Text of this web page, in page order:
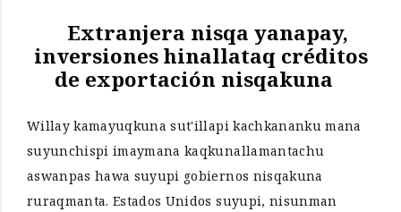
Extranjera nisqa yanapay,
inversiones hinallataq créditos
de exportación nisqakuna
Willay kamayuqkuna sut'illapi kachkananku mana
suyunchispi imaymana kaqkunallamantachu
aswanpas hawa suyupi gobiernos nisqakuna
ruraqmanta. Estados Unidos suyupi, nisunman